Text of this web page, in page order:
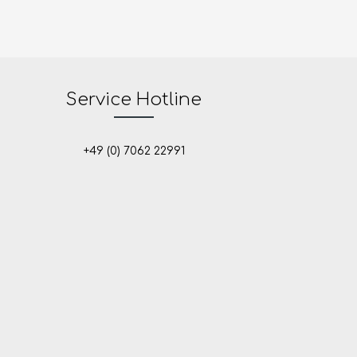
Service Hotline
+49 (0) 7062 22991